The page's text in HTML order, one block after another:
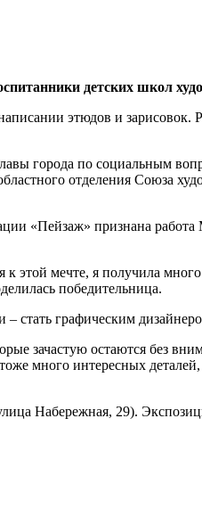
детских школ
этюдов и
города по социальным
отделения Союза
«Пейзаж» признана
к этой мечте, я получила
победительница.
стать графическим
зачастую остаются без
много интересных
Набережная, 29).